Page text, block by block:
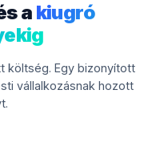
a kiugró
költség. Egy bizonyított
vállalkozásnak hozott